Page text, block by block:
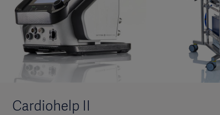
Cardiohelp II